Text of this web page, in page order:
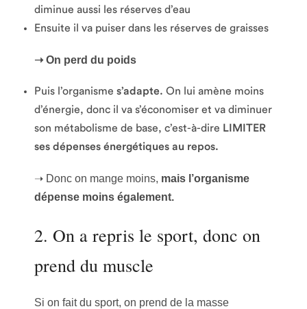
diminue aussi les réserves d’eau
Ensuite il va puiser dans les réserves de graisses
➝On perd du poids
Puis l’organisme s’adapte. On lui amène moins
d’énergie, donc il va s’économiser et va diminuer
son métabolisme de base, c’est-à-dire LIMITER
ses dépenses énergétiques au repos.
➝ Donc on mange moins, mais l’organisme
dépense moins également.
2. On a repris le sport, donc on
prend du muscle
Si on fait du sport, on prend de la masse